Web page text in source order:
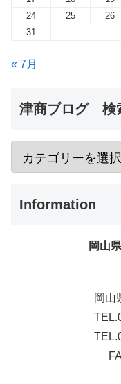
24
25 26
31
« 7月
津商ブログ 検
Information
岡山
岡山